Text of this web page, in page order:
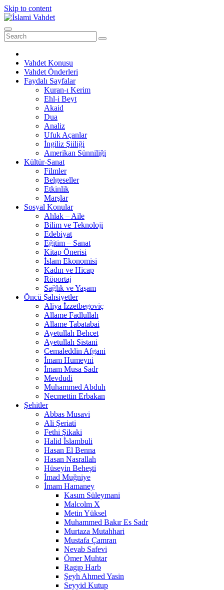
Skip to content
Vahdet Konusu
Vahdet Önderleri
Faydalı Sayfalar
Kuran-ı Kerim
Ehl-i Beyt
Akaid
Dua
Analiz
Ufuk Açanlar
İngiliz Şiiliği
Amerikan Sünniliği
Kültür-Sanat
Filmler
Belgeseller
Etkinlik
Marşlar
Sosyal Konular
Ahlak – Aile
Bilim ve Teknoloji
Edebiyat
Eğitim – Sanat
Kitap Önerisi
İslam Ekonomisi
Kadın ve Hicap
Röportaj
Sağlık ve Yaşam
Öncü Şahsiyetler
Aliya İzzetbegoviç
Allame Fadlullah
Allame Tabatabai
Ayetullah Behcet
Ayetullah Sistani
Cemaleddin Afgani
İmam Humeyni
İmam Musa Sadr
Mevdudi
Muhammed Abduh
Necmettin Erbakan
Şehitler
Abbas Musavi
Ali Şeriati
Fethi Şikaki
Halid İslambuli
Hasan El Benna
Hasan Nasrallah
Hüseyin Beheşti
İmad Muğniye
İmam Hamaney
Kasım Süleymani
Malcolm X
Metin Yüksel
Muhammed Bakır Es Sadr
Murtaza Mutahhari
Mustafa Çamran
Nevab Safevi
Ömer Muhtar
Ragıp Harb
Şeyh Ahmed Yasin
Seyyid Kutup